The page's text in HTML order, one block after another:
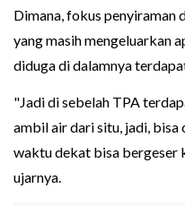
Dimana, fokus penyiraman
yang masih mengeluarkan
diduga di dalamnya
"Jadi di sebelah TPA
ambil air dari situ, jadi, bisa
waktu dekat bisa bergeser
ujarnya.